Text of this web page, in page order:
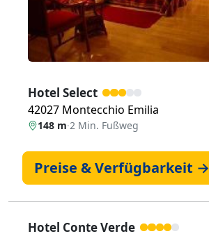
Hotel Select
42027 Montecchio Emilia
148 m·2 Min. Fußweg
Preise & Verfügbarkeit →
Hotel Conte Verde